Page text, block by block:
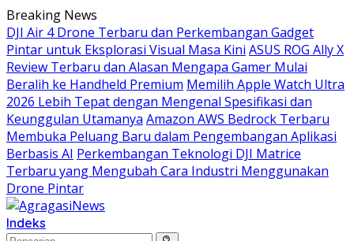
Langsung
ke
konten
Breaking News
DJI Air 4 Drone Terbaru dan Perkembangan Gadget
Pintar untuk Eksplorasi Visual Masa Kini ASUS ROG Ally X
Review Terbaru dan Alasan Mengapa Gamer Mulai
Beralih ke Handheld Premium Memilih Apple Watch Ultra
2026 Lebih Tepat dengan Mengenal Spesifikasi dan
Keunggulan Utamanya Amazon AWS Bedrock Terbaru
Membuka Peluang Baru dalam Pengembangan Aplikasi
Berbasis AI Perkembangan Teknologi DJI Matrice
Terbaru yang Mengubah Cara Industri Menggunakan
Drone Pintar
Indeks